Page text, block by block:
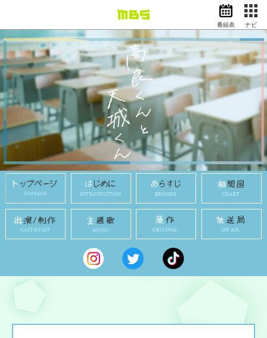
情報・報道
バラエティ
ドラマ
アニメ
スポーツ
動画イズム ニュース
天気・防災 イベント
アナウンサー
グッズ
EN 検索 番組表
番組表 ナビ